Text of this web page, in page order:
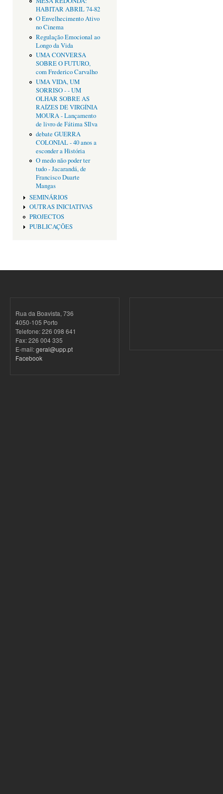
HABITAR ABRIL 74-82
O Envelhecimento Ativo
no Cinema
Regulação Emocional ao
Longo da Vida
UMA CONVERSA
SOBRE O FUTURO,
com Frederico Carvalho
UMA VIDA, UM
SORRISO - - UM
OLHAR SOBRE AS
RAÍZES DE VIRGÍNIA
MOURA - Lançamento
de livro de Fátima SIlva
debate GUERRA
COLONIAL - 40 anos a
esconder a História
O medo não poder ter
tudo - Jacarandá, de
Francisco Duarte
Mangas
SEMINÁRIOS
OUTRAS INICIATIVAS
PROJECTOS
PUBLICAÇÕES
Rua da Boavista, 736
4050-105 Porto
Telefone: 226 098 641
Fax: 226 004 335
E-mail:geral@upp.pt
Facebook